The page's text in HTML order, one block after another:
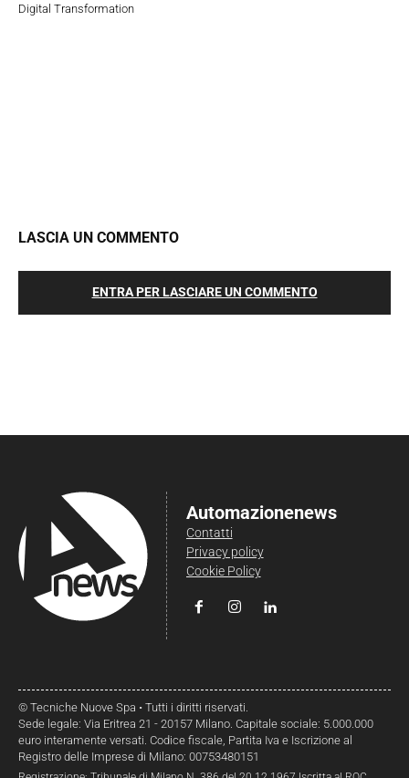
Digital Transformation
LASCIA UN COMMENTO
ENTRA PER LASCIARE UN COMMENTO
Automazionenews
Contatti
Privacy policy
Cookie Policy
© Tecniche Nuove Spa • Tutti i diritti riservati.
Sede legale: Via Eritrea 21 - 20157 Milano. Capitale sociale: 5.000.000
euro interamente versati. Codice fiscale, Partita Iva e Iscrizione al
Registro delle Imprese di Milano: 00753480151